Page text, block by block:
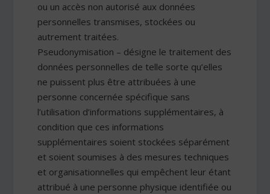
ou un accès non autorisé aux données
personnelles transmises, stockées ou
autrement traitées.
Pseudonymisation – désigne le traitement des
données personnelles de telle sorte qu’elles
ne puissent plus être attribuées à une
personne concernée spécifique sans
l’utilisation d’informations supplémentaires, à
condition que ces informations
supplémentaires soient stockées séparément
et soient soumises à des mesures techniques
et organisationnelles qui empêchent leur étant
attribué à une personne physique identifiée ou